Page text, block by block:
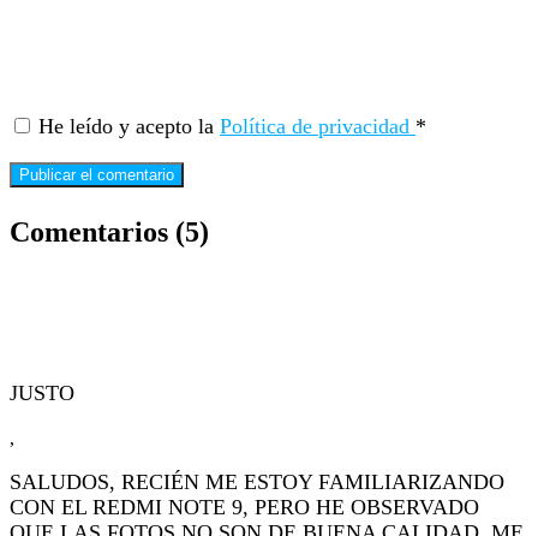
He leído y acepto la Política de privacidad *
Comentarios (5)
JUSTO
,
SALUDOS, RECIÉN ME ESTOY FAMILIARIZANDO
CON EL REDMI NOTE 9, PERO HE OBSERVADO